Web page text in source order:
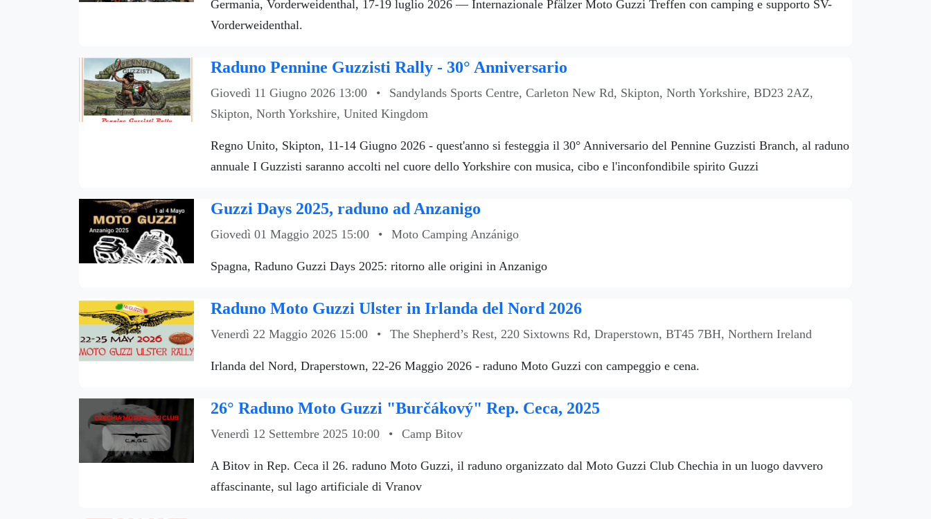
Germania, Vorderweidenthal, 17-19 luglio 2026 — Internazionale Pfälzer Moto Guzzi Treffen con camping e supporto SV-
Vorderweidenthal.
Raduno Pennine Guzzisti Rally - 30° Anniversario
Giovedì 11 Giugno 2026 13:00 •
Sandylands Sports Centre, Carleton New Rd, Skipton, North Yorkshire, BD23 2AZ,
Skipton, North Yorkshire, United Kingdom
Regno Unito, Skipton, 11-14 Giugno 2026 - quest'anno si festeggia il 30° Anniversario del Pennine Guzzisti Branch, al raduno
annuale I Guzzisti saranno accolti nel cuore dello Yorkshire con musica, cibo e l'inconfondibile spirito Guzzi
Guzzi Days 2025, raduno ad Anzanigo
Giovedì 01 Maggio 2025 15:00 • Moto Camping Anzánigo
Spagna, Raduno Guzzi Days 2025: ritorno alle origini in Anzanigo
Raduno Moto Guzzi Ulster in Irlanda del Nord 2026
Venerdì 22 Maggio 2026 15:00 • The Shepherd’s Rest, 220 Sixtowns Rd, Draperstown, BT45 7BH, Northern Ireland
Irlanda del Nord, Draperstown, 22-26 Maggio 2026 - raduno Moto Guzzi con campeggio e cena.
26° Raduno Moto Guzzi "Burčákový" Rep. Ceca, 2025
Venerdì 12 Settembre 2025 10:00 • Camp Bitov
A Bitov in Rep. Ceca il 26. raduno Moto Guzzi, il raduno organizzato dal Moto Guzzi Club Chechia in un luogo davvero
affascinante, sul lago artificiale di Vranov